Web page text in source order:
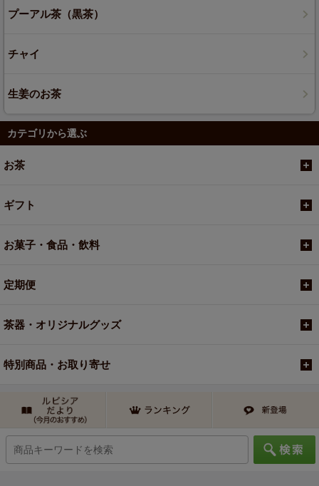
プーアル茶（黒茶）
チャイ
生姜のお茶
カテゴリから選ぶ
お茶
ギフト
お菓子・食品・飲料
定期便
茶器・オリジナルグッズ
特別商品・お取り寄せ